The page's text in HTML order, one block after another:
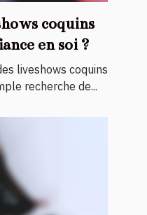
coquins
en soi ?
liveshows coquins
recherche de...